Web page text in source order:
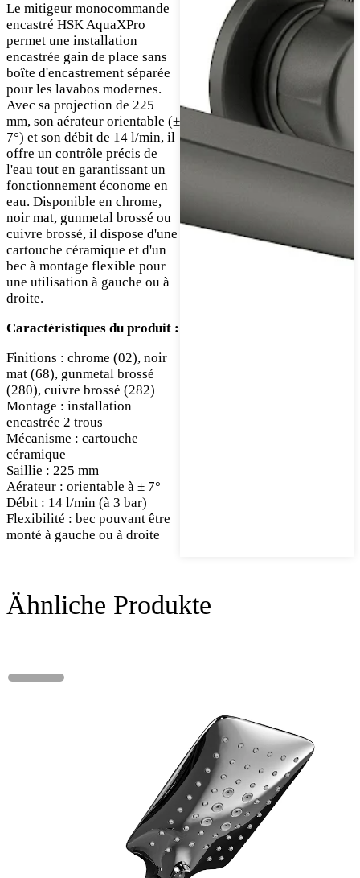
Le mitigeur monocommande
encastré HSK AquaXPro
permet une installation
encastrée gain de place sans
boîte d'encastrement séparée
pour les lavabos modernes.
Avec sa projection de 225
mm, son aérateur orientable (±
7°) et son débit de 14 l/min, il
offre un contrôle précis de
l'eau tout en garantissant un
fonctionnement économe en
eau. Disponible en chrome,
noir mat, gunmetal brossé ou
cuivre brossé, il dispose d'une
cartouche céramique et d'un
bec à montage flexible pour
une utilisation à gauche ou à
droite.
Caractéristiques du produit :
Finitions : chrome (02), noir
mat (68), gunmetal brossé
(280), cuivre brossé (282)
Montage : installation
encastrée 2 trous
Mécanisme : cartouche
céramique
Saillie : 225 mm
Aérateur : orientable à ± 7°
Débit : 14 l/min (à 3 bar)
Flexibilité : bec pouvant être
monté à gauche ou à droite
Ähnliche Produkte